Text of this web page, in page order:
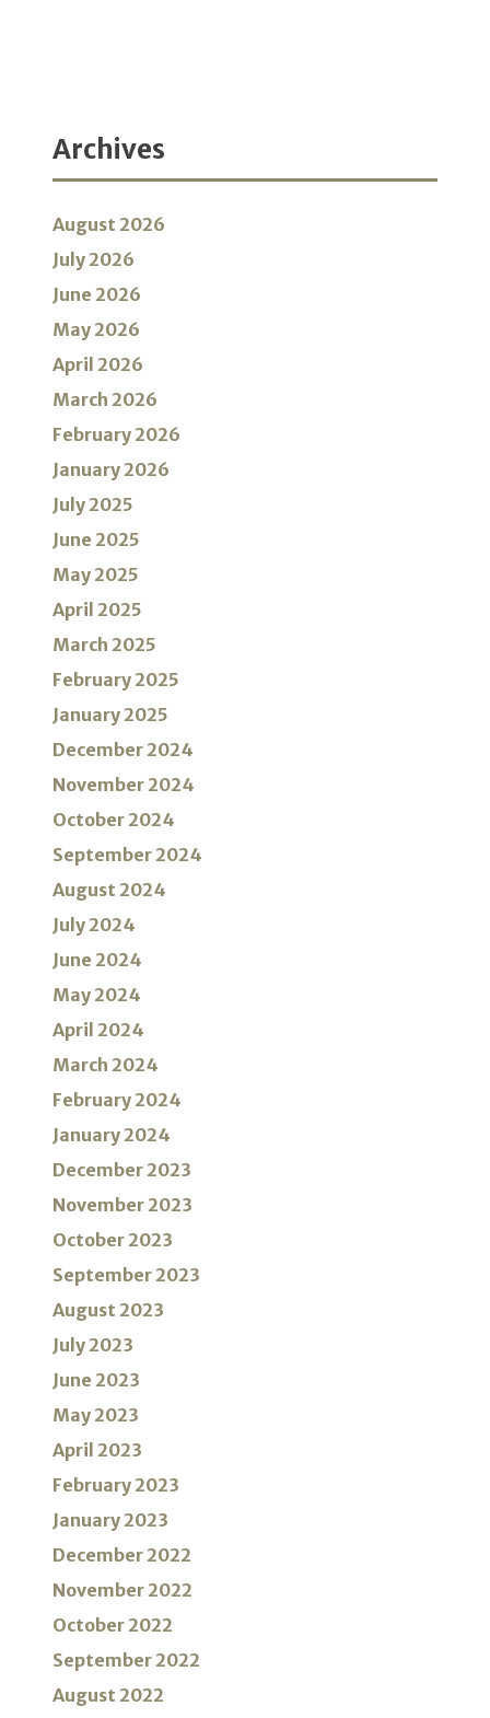
Archives
August 2026
July 2026
June 2026
May 2026
April 2026
March 2026
February 2026
January 2026
July 2025
June 2025
May 2025
April 2025
March 2025
February 2025
January 2025
December 2024
November 2024
October 2024
September 2024
August 2024
July 2024
June 2024
May 2024
April 2024
March 2024
February 2024
January 2024
December 2023
November 2023
October 2023
September 2023
August 2023
July 2023
June 2023
May 2023
April 2023
February 2023
January 2023
December 2022
November 2022
October 2022
September 2022
August 2022